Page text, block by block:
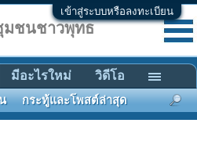
เข้าสู่ระบบหรือลงทะเบียน
มชนชาวพุทธ
กระทู้และโพสต์ล่าสุด
มีอะไรใหม่ วิดีโอ